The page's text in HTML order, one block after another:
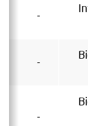
-
-
-